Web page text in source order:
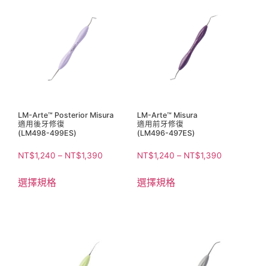
LM-Arte™ Posterior Misura
適用後牙修復
(LM498-499ES)
NT$1,240 – NT$1,390
選擇規格
LM-Arte™ Misura
適用前牙修復
(LM496-497ES)
NT$1,240 – NT$1,390
選擇規格